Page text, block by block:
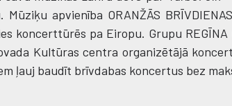
apvienība ORANŽĀS
pa Eiropu. Grupu REGĪNA
Kultūras centra organizētājā
ļauj baudīt brīvdabas koncertus bez